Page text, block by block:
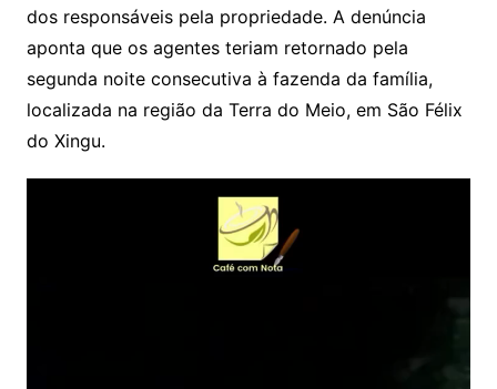
dos responsáveis pela propriedade. A denúncia
aponta que os agentes teriam retornado pela
segunda noite consecutiva à fazenda da família,
localizada na região da Terra do Meio, em São Félix
do Xingu.